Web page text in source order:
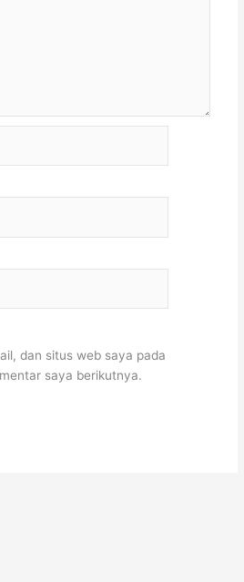
dan situs web saya pada
saya berikutnya.